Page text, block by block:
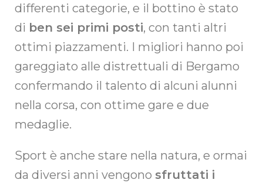
differenti categorie, e il bottino è stato
di ben sei primi posti, con tanti altri
ottimi piazzamenti. I migliori hanno poi
gareggiato alle distrettuali di Bergamo
confermando il talento di alcuni alunni
nella corsa, con ottime gare e due
medaglie.
Sport è anche stare nella natura, e ormai
da diversi anni vengono sfruttati i